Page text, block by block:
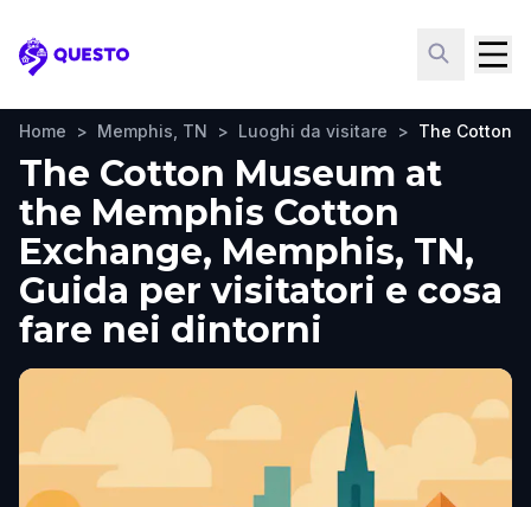
Questo
Home > Memphis, TN > Luoghi da visitare > The Cotton
The Cotton Museum at
the Memphis Cotton
Exchange, Memphis, TN,
Guida per visitatori e cosa
fare nei dintorni